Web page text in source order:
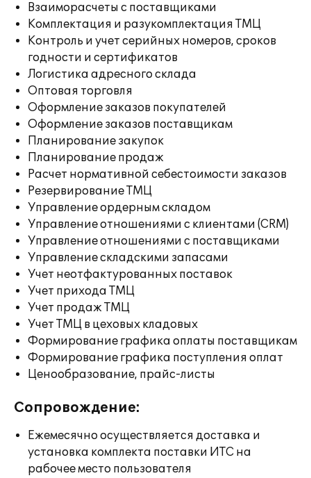
Взаиморасчеты с поставщиками
Комплектация и разукомплектация ТМЦ
Контроль и учет серийных номеров, сроков
годности и сертификатов
Логистика адресного склада
Оптовая торговля
Оформление заказов покупателей
Оформление заказов поставщикам
Планирование закупок
Планирование продаж
Расчет нормативной себестоимости заказов
Резервирование ТМЦ
Управление ордерным складом
Управление отношениями с клиентами (CRM)
Управление отношениями с поставщиками
Управление складскими запасами
Учет неотфактурованных поставок
Учет прихода ТМЦ
Учет продаж ТМЦ
Учет ТМЦ в цеховых кладовых
Формирование графика оплаты поставщикам
Формирование графика поступления оплат
Ценообразование, прайс-листы
Сопровождение:
Ежемесячно осуществляется доставка и
установка комплекта поставки ИТС на
рабочее место пользователя